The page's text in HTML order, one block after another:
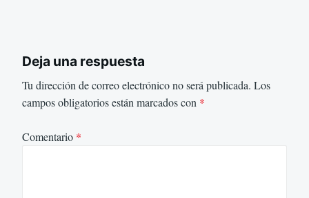
Deja una respuesta
Tu dirección de correo electrónico no será publicada. Los
campos obligatorios están marcados con *
Comentario *